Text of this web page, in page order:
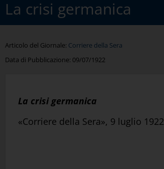
La crisi germanica
Articolo del Giornale: Corriere della Sera
Data di Pubblicazione: 09/07/1922
La crisi germanica
«Corriere della Sera», 9 luglio 1922